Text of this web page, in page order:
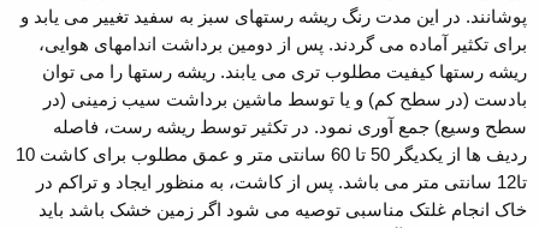
پوشانند. در این مدت رنگ ریشه رستهای سبز به سفید تغییر می یابد و
برای تکثیر آماده می گردند. پس از دومین برداشت اندامهای هوایی،
ریشه رستها کیفیت مطلوب تری می یابند. ریشه رستها را می توان
بادست (در سطح کم) و یا توسط ماشین برداشت سیب زمینی (در
سطح وسیع) جمع آوری نمود. در تکثیر توسط ریشه رست، فاصله
ردیف ها از یکدیگر 50 تا 60 سانتی متر و عمق مطلوب برای کاشت 10
تا12 سانتی متر می باشد. پس از کاشت، به منظور ایجاد و تراکم در
خاک انجام غلتک مناسبی توصیه می شود اگر زمین خشک باشد باید